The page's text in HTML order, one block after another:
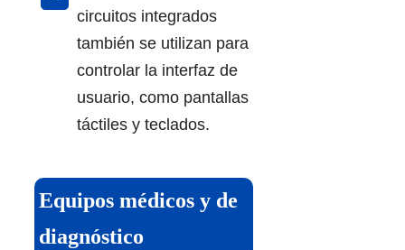
circuitos integrados
también se utilizan para
controlar la interfaz de
usuario, como pantallas
táctiles y teclados.
Equipos médicos y de
diagnóstico